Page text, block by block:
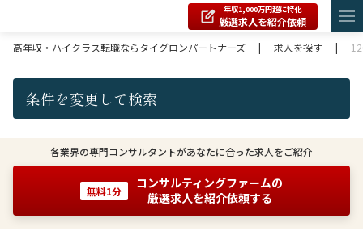
年収1,000万円超に特化
厳選求人を紹介依頼
高年収・ハイクラス転職ならタイグロンパートナーズ
| 求人を探す |
条件を変更して検索
各業界の専門コンサルタントがあなたに合った求人をご紹介
無料1分
コンサルティングファームの
厳選求人を紹介依頼する